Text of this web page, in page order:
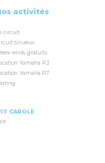
activités
circuit
sinueux
ends gratuits
Yamaha R3
Yamaha R7
CAROLE